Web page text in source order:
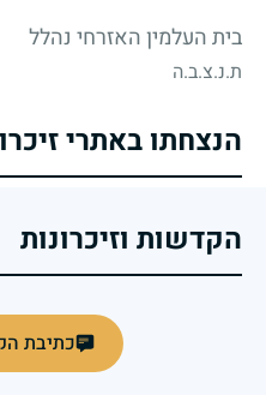
בית העלמין האזרחי נהלל
ת.נ.צ.ב.ה
הנצחתו באתרי
הקדשות וזיכרונות
כתיבת